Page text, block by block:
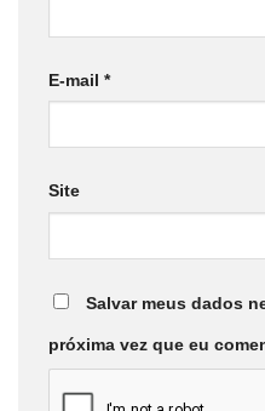
E-mail *
Site
Salvar meus dados
próxima vez que eu